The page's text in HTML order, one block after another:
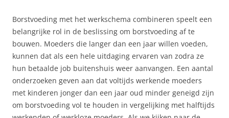
Borstvoeding met het werkschema combineren speelt een
belangrijke rol in de beslissing om borstvoeding af te
bouwen. Moeders die langer dan een jaar willen voeden,
kunnen dat als een hele uitdaging ervaren van zodra ze
hun betaalde job buitenshuis weer aanvangen. Een aantal
onderzoeken geven aan dat voltijds werkende moeders
met kinderen jonger dan een jaar oud minder geneigd zijn
om borstvoeding vol te houden in vergelijking met halftijds